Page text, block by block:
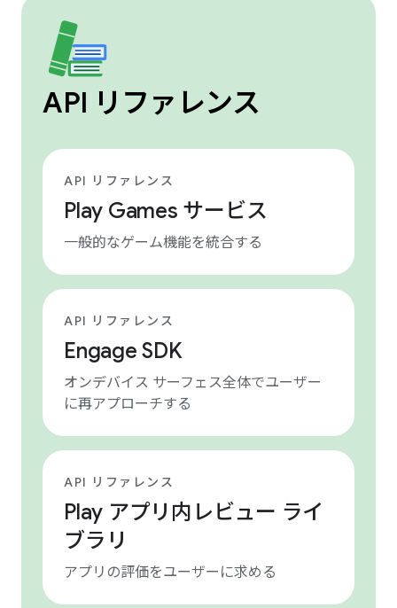
API リファレンス
API リファレンス
Play Games サービス
一般的なゲーム機能を統合する
API リファレンス
Engage SDK
オンデバイス サーフェス全体でユーザー
に再アプローチする
API リファレンス
Play アプリ内レビュー ライ
ブラリ
アプリの評価をユーザーに求める